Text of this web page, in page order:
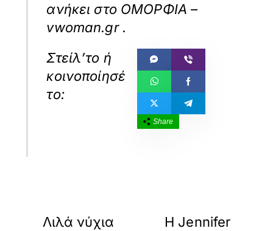
ανήκει στο ΟΜΟΡΦΙΑ –
vwoman.gr.
Share
Λιλά νύχια H Jennifer